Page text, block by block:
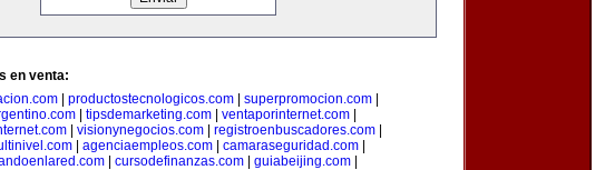
en venta:
| productostecnologicos.com| superpromocion.com|
tipsdemarketing.com ventaporinternet.com
visionynegocios.com registroenbuscadores.com
| agenciaempleos.com| camaraseguridad.com|
| cursodefinanzas.com| guiabeijing.com|